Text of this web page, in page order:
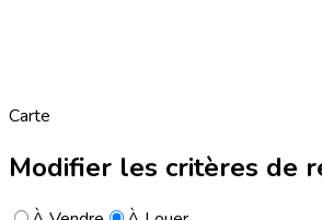
Carte
Modifier les critères de